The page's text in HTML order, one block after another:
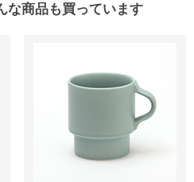
な商品も買っています